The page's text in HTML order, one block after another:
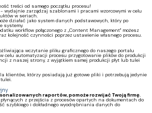
treści od samego początku procesu!
wydajnie zarządzaj szablonami i pracami wzorcowymi w celu
w seriach.
działać jako system danych podstawowych, który po
systemy.
workflow połączonego z „Content Management" możesz
kolejność czynności poprzez ustawienie własnego procesu.
wczytanie pliku graficznego do naszego portalu
celu automatyzacji procesu przygotowanie plików do produkcji
z naszej strony, z wyjątkiem samej produkcji płyt lub tulei
klientów, którzy posiadają już gotowe pliki i potrzebują jedynie
raportów, pomoże rozwijać Twoją firmę.
z przejścia z procesów opartych na dokumentach do
szybkiego i dokładnego wyodrębniania danych do